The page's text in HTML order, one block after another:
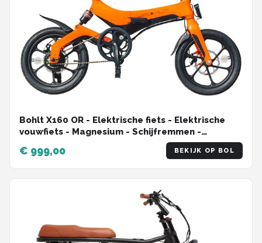
Bohlt X160 OR - Elektrische fiets - Elektrische
vouwfiets - Magnesium - Schijfremmen -
€ 999,00 BEKIJK OP BOL